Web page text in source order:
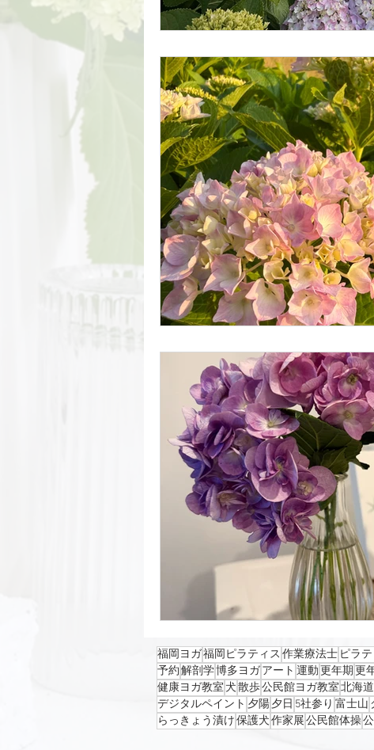
福岡ヨガ福岡ピラティス 作業療法士 ピラ
予約解剖学博多ヨガアート 運動 更年期 更
健康ヨガ教室犬散歩公民館ヨガ教室北海道
デジタルペイント 夕陽夕日 5社参り 富士山
らっきょう漬け保護犬作家展公民館体操